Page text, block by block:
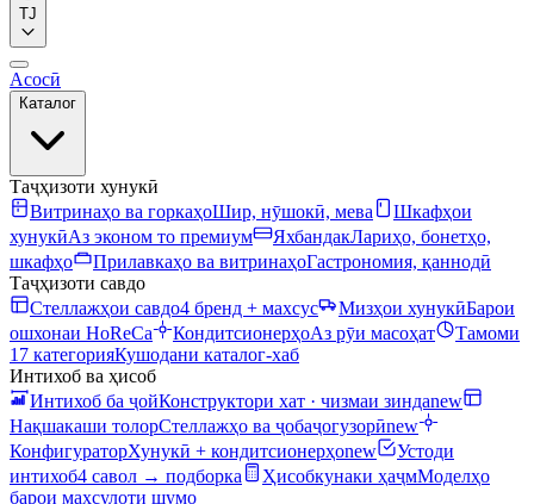
TJ
Асосӣ
Каталог
Таҷҳизоти хунукӣ
Витринаҳо ва горкаҳоШир, нӯшокӣ, мева
Шкафҳои
хунукӣАз эконом то премиум ЯхбандакЛариҳо, бонетҳо,
шкафҳо
Прилавкаҳо ва витринаҳоГастрономия, қаннодӣ
Таҷҳизоти савдо
Стеллажҳои савдо4 бренд + махсус Мизҳои хунукӣБарои
ошхонаи HoReCa
КондитсионерҳоАз рӯи масоҳат
Тамоми
17 категорияКушодани каталог-хаб
Интихоб ва ҳисоб
Интихоб ба ҷойКонструктори хат · чизмаи зиндаnew
Нақшакаши толорСтеллажҳо ва ҷобаҷогузорӣnew
КонфигураторХунукӣ + кондитсионерҳоnew
Устоди
интихоб4 савол → подборка Ҳисобкунаки ҳаҷмМоделҳо
барои маҳсулоти шумо